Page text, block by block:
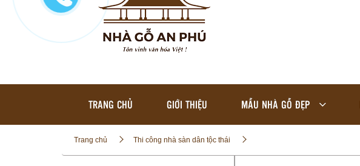
TRANG CHỦ GIỚI THIỆU MẪU NHÀ GỖ ĐẸP
Trang chủ Thi công nhà sàn dân tộc thái